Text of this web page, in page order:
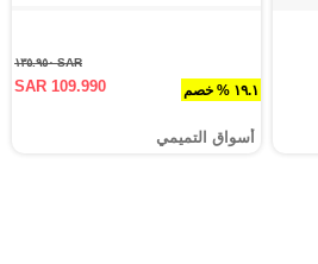
١٩.١ % خصم
SAR ١٣٥.٩٥٠
SAR 109.990
أسواق التميمي